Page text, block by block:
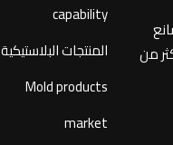
من
capability
المنتجات البلاستيكية
Mold products
market